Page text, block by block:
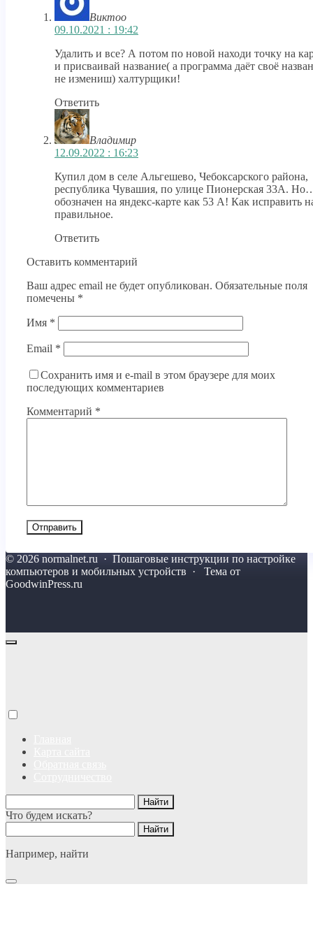
Виктоо
09.10.2021 : 19:42
Удалить и все? А потом по новой находи точку на
и присваивай название( а программа даёт своё
не измениш) халтурщики!
Ответить
Владимир
12.09.2022 : 16:23
Купил дом в селе Альгешево, Чебоксарского района,
республика Чувашия, по улице Пионерская 33А.
обозначен на яндекс-карте как 53 А! Как исправить
правильное.
Ответить
Оставить комментарий
Ваш адрес email не будет опубликован. Обязательные поля
помечены *
Имя *
Email *
Сохранить имя и e-mail в этом браузере для моих
последующих комментариев
Комментарий *
© 2026 normalnet.ru · Пошаговые инструкции по настройке
компьютеров и мобильных устройств · Тема от
GoodwinPress.ru
Что будем искать?
Например, найти